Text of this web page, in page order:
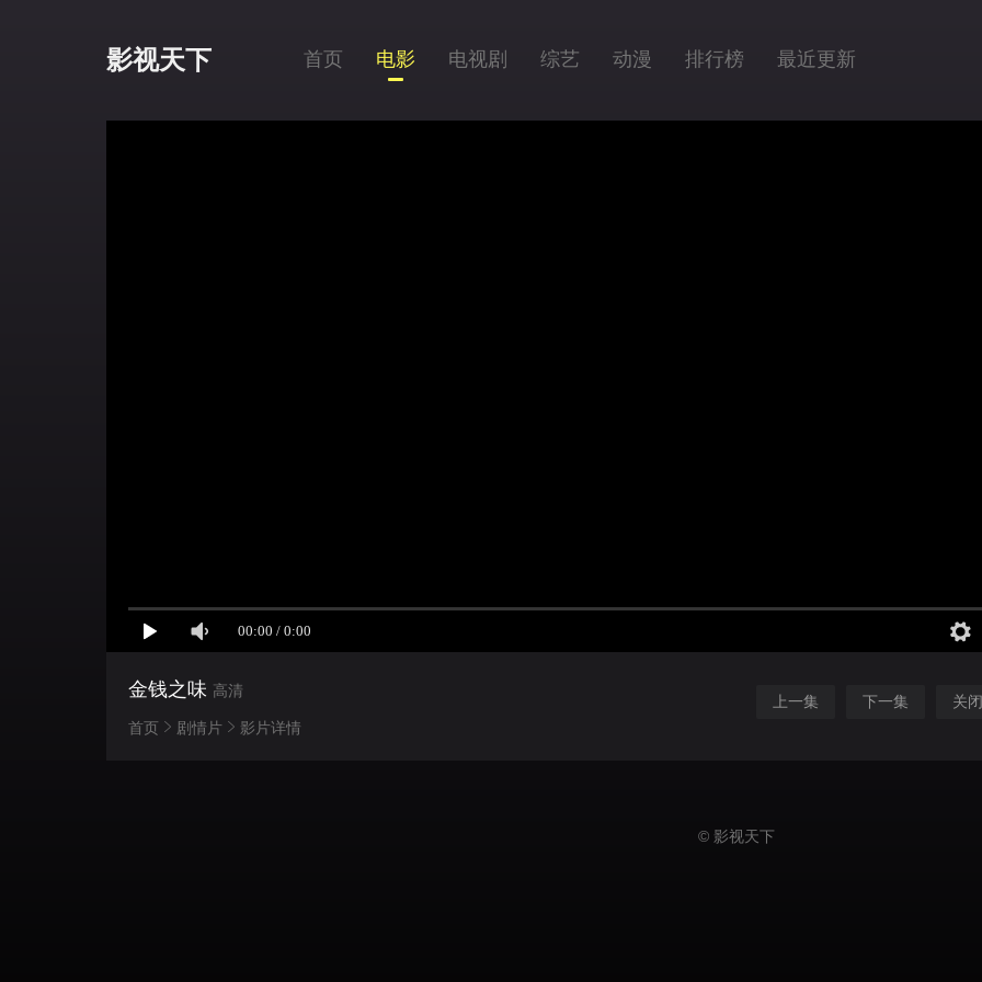
影视天下 首页 电影 电视剧 综艺 动漫 排行榜 最近更新
上一集 下一集 关
金钱之味 高清
首页 剧情片 影片详情
© 影视天下